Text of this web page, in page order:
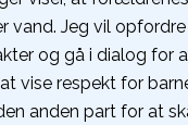
vand. Jeg vil
og gå i dialog for
vise respekt for
anden part for at